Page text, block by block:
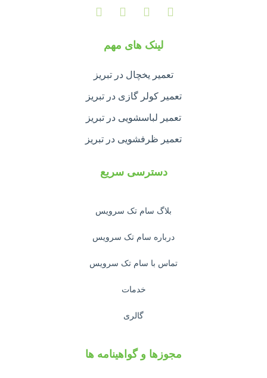
لینک های مهم
تعمیر یخچال در تبریز
تعمیر کولر گازی در تبریز
تعمیر لباسشویی در تبریز
تعمیر ظرفشویی در تبریز
دسترسی سریع
بلاگ سام تک سرویس
درباره سام تک سرویس
تماس با سام تک سرویس
خدمات
گالری
مجوزها و گواهینامه ها